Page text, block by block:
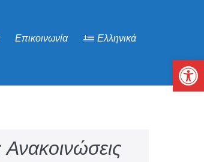
Επικοινωνία Ελληνικά
Ανακοινώσεις